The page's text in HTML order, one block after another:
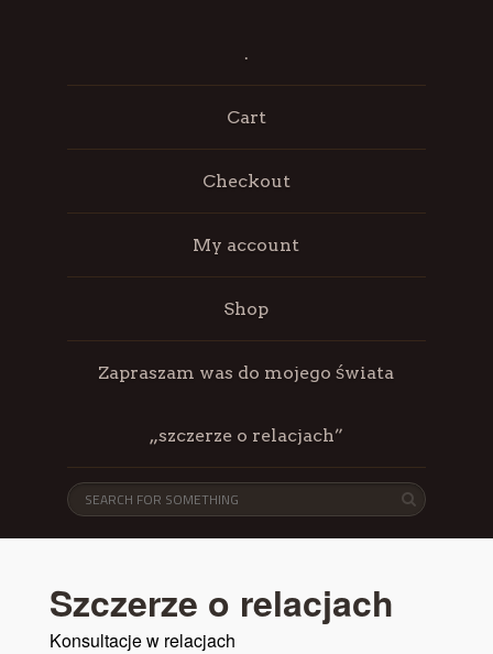
.
Cart
Checkout
My account
Shop
Zapraszam was do mojego świata
„szczerze o relacjach”
Szczerze o relacjach
Konsultacje w relacjach